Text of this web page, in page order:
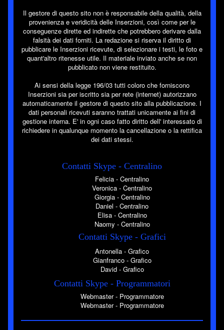
Il gestore di questo sito non è responsabile della qualità, della
provenienza e veridicità delle Inserzioni, così come per le
conseguenze dirette ed indirette che potrebbero derivare dalla
falsità dei dati forniti. La redazione si riserva il diritto di
pubblicare le Inserzioni ricevute, di selezionare i testi, le foto e
quant'altro ritenesse utile. Il materiale inviato anche se non
pubblicato non viene restituito.
Ai sensi della legge 196/03 tutti coloro che forniscono
Inserzioni sia per iscritto sia per rete (internet) autorizzano
automaticamente il gestore di questo sito alla pubblicazione. I
dati personali ricevuti saranno trattati unicamente ai fini di
gestione interna. E' in ogni caso fatto diritto dell' interessato di
richiedere in qualunque momento la cancellazione o la rettifica
dei dati stessi.
Contatti Skype - Centralino
Felicia - Centralino
Veronica - Centralino
Giorgia - Centralino
Daniel - Centralino
Elisa - Centralino
Naomy - Centralino
Contatti Skype - Grafici
Antonella - Grafico
Gianfranco - Grafico
David - Grafico
Contatti Skype - Programmatori
Webmaster - Programmatore
Webmaster - Programmatore